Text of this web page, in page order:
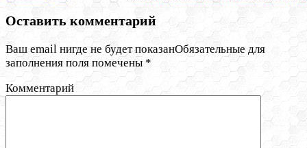
Оставить комментарий
Ваш email нигде не будет показанОбязательные для
заполнения поля помечены*
Комментарий